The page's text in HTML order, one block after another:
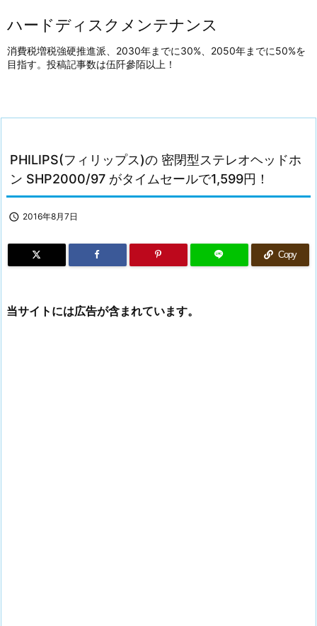
ハードディスクメンテナンス
消費税増税強硬推進派、2030年までに30%、2050年までに50%を
目指す。投稿記事数は伍阡參陌以上！
PHILIPS(フィリップス)の 密閉型ステレオヘッドホ
ン SHP2000/97 がタイムセールで1,599円！
 2016年8月7日
Copy
当サイトには広告が含まれています。